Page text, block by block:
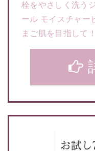
栓をやさしく洗う
ール モイスチャー
まご肌を目指して！